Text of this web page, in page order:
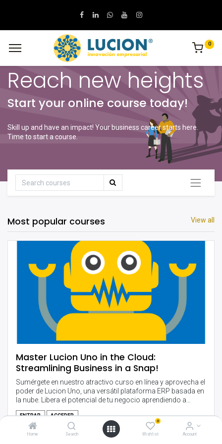
Home Search
0
Wishlist Account
0
Reach new heights
Start your online course today!
Skill up and have an impact! Your business career starts here.
Time to start a course.
View all
Most popular courses
Master Lucion Uno in the Cloud:
Streamlining Business in a Snap!
Sumérgete en nuestro atractivo curso en línea y aprovecha el
poder de Lucion Uno, una versátil plataforma ERP basada en
la nube. Libera el potencial de tu negocio aprendiendo a
navegar y utilizar los diversos módulos de Lucion Uno.
Ya seas un emprendedor, un gerente o simplemente curioso
acerca de esta herramienta dinámica, este curso es tu
ENTRAR ACCEDER